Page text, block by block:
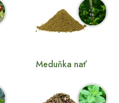
Meduňka nať